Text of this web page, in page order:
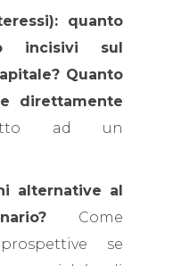
quanto
incisivi sul
Quanto
direttamente
ad un
alternative al
Come
se